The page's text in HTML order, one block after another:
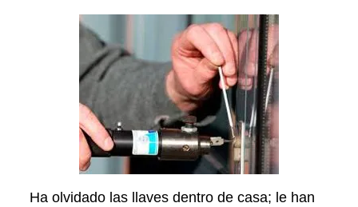
Ha olvidado las llaves dentro de casa; le han